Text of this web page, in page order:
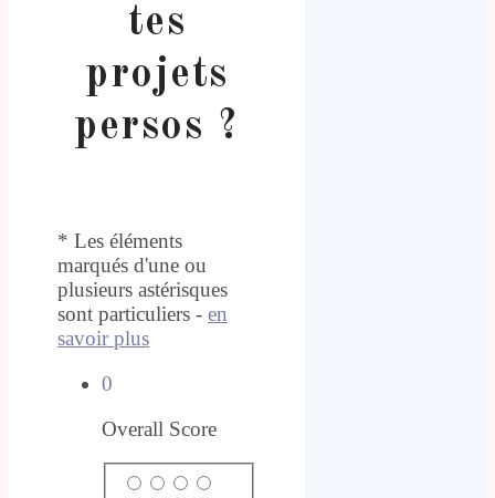
tes
projets
persos ?
* Les éléments
marqués d'une ou
plusieurs astérisques
sont particuliers - en
savoir plus
0
Overall Score